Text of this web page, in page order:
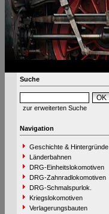
Suche
zur erweiterten Suche
Navigation
Geschichte & Hintergründe
Länderbahnen
DRG-Einheitslokomotiven
DRG-Zahnradlokomotiven
DRG-Schmalspurlok.
Kriegslokomotiven
Verlagerungsbauten